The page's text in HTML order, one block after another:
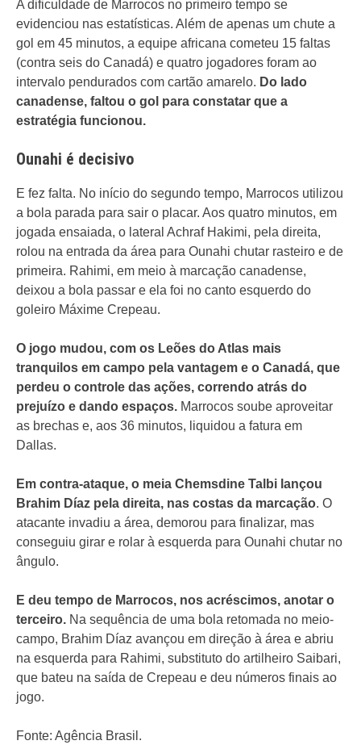
A dificuldade de Marrocos no primeiro tempo se
evidenciou nas estatísticas. Além de apenas um chute a
gol em 45 minutos, a equipe africana cometeu 15 faltas
(contra seis do Canadá) e quatro jogadores foram ao
intervalo pendurados com cartão amarelo. Do lado
canadense, faltou o gol para constatar que a
estratégia funcionou.
Ounahi é decisivo
E fez falta. No início do segundo tempo, Marrocos utilizou
a bola parada para sair o placar. Aos quatro minutos, em
jogada ensaiada, o lateral Achraf Hakimi, pela direita,
rolou na entrada da área para Ounahi chutar rasteiro e de
primeira. Rahimi, em meio à marcação canadense,
deixou a bola passar e ela foi no canto esquerdo do
goleiro Máxime Crepeau.
O jogo mudou, com os Leões do Atlas mais
tranquilos em campo pela vantagem e o Canadá, que
perdeu o controle das ações, correndo atrás do
prejuízo e dando espaços. Marrocos soube aproveitar
as brechas e, aos 36 minutos, liquidou a fatura em
Dallas.
Em contra-ataque, o meia Chemsdine Talbi lançou
Brahim Díaz pela direita, nas costas da marcação. O
atacante invadiu a área, demorou para finalizar, mas
conseguiu girar e rolar à esquerda para Ounahi chutar no
ângulo.
E deu tempo de Marrocos, nos acréscimos, anotar o
terceiro. Na sequência de uma bola retomada no meio-
campo, Brahim Díaz avançou em direção à área e abriu
na esquerda para Rahimi, substituto do artilheiro Saibari,
que bateu na saída de Crepeau e deu números finais ao
jogo.
Fonte: Agência Brasil.